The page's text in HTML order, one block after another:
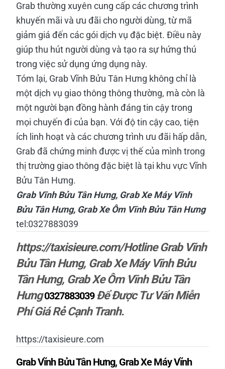
Grab thường xuyên cung cấp các chương trình
khuyến mãi và ưu đãi cho người dùng, từ mã
giảm giá đến các gói dịch vụ đặc biệt. Điều này
giúp thu hút người dùng và tạo ra sự hứng thú
trong việc sử dụng ứng dụng này.
Tóm lại, Grab Vĩnh Bửu Tân Hưng không chỉ là
một dịch vụ giao thông thông thường, mà còn là
một người bạn đồng hành đáng tin cậy trong
mọi chuyến đi của bạn. Với độ tin cậy cao, tiện
ích linh hoạt và các chương trình ưu đãi hấp dẫn,
Grab đã chứng minh được vị thế của mình trong
thị trường giao thông đặc biệt là tại khu vực Vĩnh
Bửu Tân Hưng.
Grab Vĩnh Bửu Tân Hưng, Grab Xe Máy Vĩnh
Bửu Tân Hưng, Grab Xe Ôm Vĩnh Bửu Tân Hưng
tel:0327883039
https://taxisieure.com/Hotline Grab Vĩnh
Bửu Tân Hưng, Grab Xe Máy Vĩnh Bửu
Tân Hưng, Grab Xe Ôm Vĩnh Bửu Tân
Hưng0327883039 ĐểĐược Tư Vấn Miễn
Phí Giá Rẻ Cạnh Tranh.
https://taxisieure.com
Grab Vĩnh Bửu Tân Hưng, Grab Xe Máy Vĩnh